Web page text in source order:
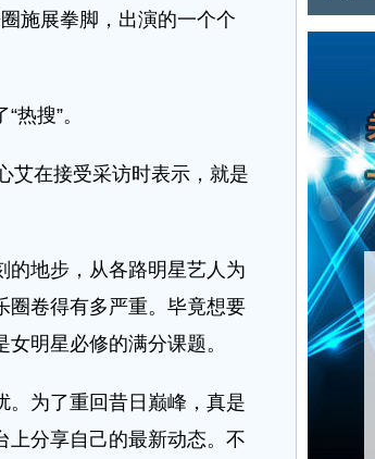
施展拳脚，出演的一个个
搜”。
在接受采访时表示，就是
地步，从各路明星艺人为
圈卷得有多严重。毕竟想要
明星必修的满分课题。
为了重回昔日巅峰，真是
上分享自己的最新动态。不